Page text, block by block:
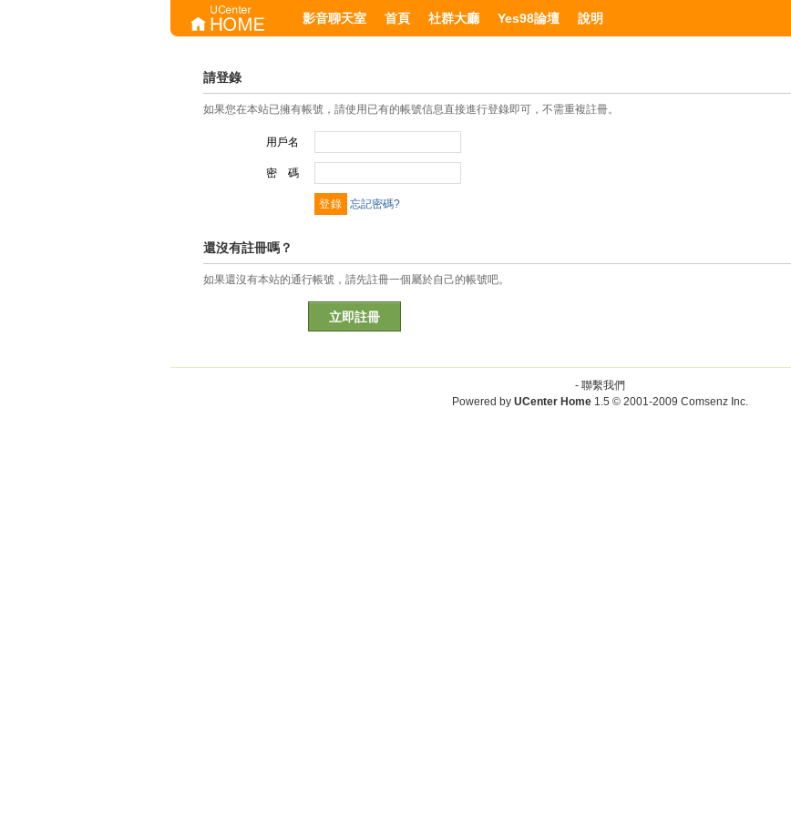
影音聊天室 首頁 社群大廳 Yes98論壇 說明
請登錄
如果您在本站已擁有帳號，請使用已有的帳號信息直接進行登錄即可，不需重複註冊。
用戶名
密 碼
忘記密碼?
還沒有註冊嗎？
如果還沒有本站的通行帳號，請先註冊一個屬於自己的帳號吧。
立即註冊
- 聯繫我們
Powered by UCenter Home 1.5 © 2001-2009 Comsenz Inc.